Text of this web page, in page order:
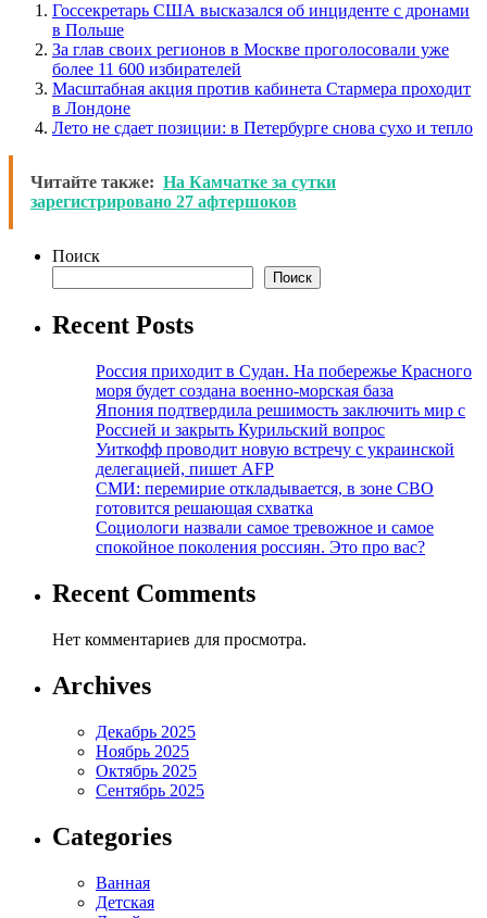
Госсекретарь США высказался об инциденте с дронами
в Польше
За глав своих регионов в Москве проголосовали уже
более 11 600 избирателей
Масштабная акция против кабинета Стармера проходит
в Лондоне
Лето не сдает позиции: в Петербурге снова сухо и тепло
Читайте также: На Камчатке за сутки
зарегистрировано 27 афтершоков
Поиск
Поиск
Recent Posts
Россия приходит в Судан. На побережье Красного
моря будет создана военно-морская база
Япония подтвердила решимость заключить мир с
Россией и закрыть Курильский вопрос
Уиткофф проводит новую встречу с украинской
делегацией, пишет AFP
СМИ: перемирие откладывается, в зоне СВО
готовится решающая схватка
Социологи назвали самое тревожное и самое
спокойное поколения россиян. Это про вас?
Recent Comments
Нет комментариев для просмотра.
Archives
Декабрь 2025
Ноябрь 2025
Октябрь 2025
Сентябрь 2025
Categories
Ванная
Детская